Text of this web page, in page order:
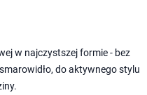
w najczystszej formie - bez
do aktywnego stylu